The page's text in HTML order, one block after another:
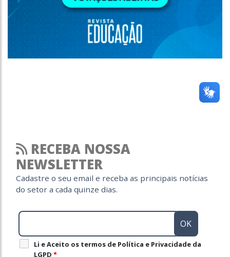
RECEBA NOSSA
NEWSLETTER
Cadastre o seu email e receba as principais notícias
do setor a cada quinze dias.
Li e Aceito os termos de Política e Privacidade da
LGPD *